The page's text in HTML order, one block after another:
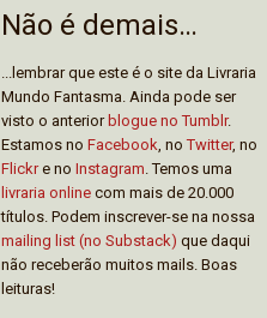
Não é demais…
...lembrar que este é o site da Livraria
Mundo Fantasma. Ainda pode ser
visto o anterior blogue no Tumblr.
Estamos no Facebook , noTwitter, no
Flickre no Instagram . Temos uma
livraria online com mais de 20.000
títulos. Podem inscrever-se na nossa
mailing list (no Substack) que daqui
não receberão muitos mails. Boas
leituras!